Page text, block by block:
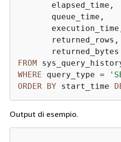
       elapsed_time,
       queue_time,
       returned_rows,
FROM
WHERE query_type =
ORDER BY start_time
Output di esempio.